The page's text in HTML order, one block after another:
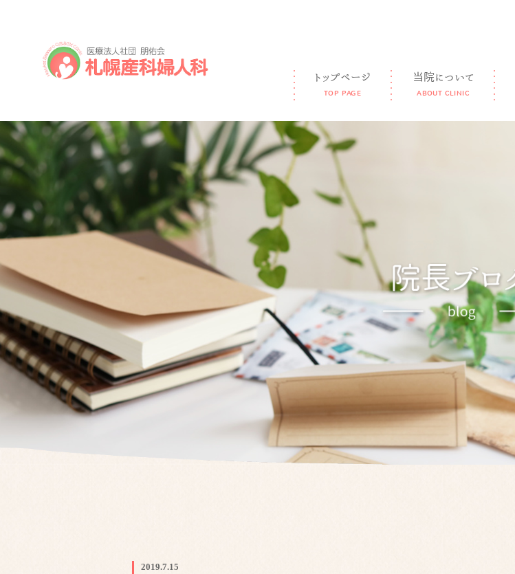
トップページ
TOP PAGE
当院について
ABOUT CLINIC
2019.7.15